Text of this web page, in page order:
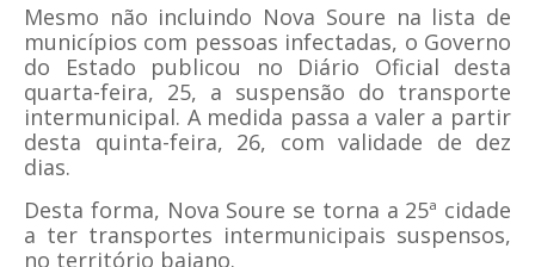
Mesmo não incluindo Nova Soure na lista de
municípios com pessoas infectadas, o Governo
do Estado publicou no Diário Oficial desta
quarta-feira, 25, a suspensão do transporte
intermunicipal. A medida passa a valer a partir
desta quinta-feira, 26, com validade de dez
dias.
Desta forma, Nova Soure se torna a 25ª cidade
a ter transportes intermunicipais suspensos,
no território baiano.